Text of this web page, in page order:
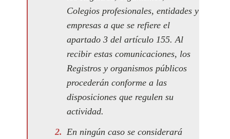
Colegios profesionales, entidades y
empresas a que se refiere el
apartado 3 del artículo 155. Al
recibir estas comunicaciones, los
Registros y organismos públicos
procederán conforme a las
disposiciones que regulen su
actividad.
En ningún caso se considerará